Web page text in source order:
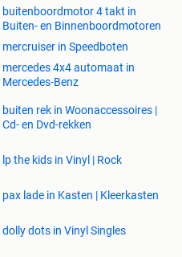
buitenboordmotor 4 takt in
Buiten- en Binnenboordmotoren
mercruiser in Speedboten
mercedes 4x4 automaat in
Mercedes-Benz
buiten rek in Woonaccessoires |
Cd- en Dvd-rekken
lp the kids in Vinyl | Rock
pax lade in Kasten | Kleerkasten
dolly dots in Vinyl Singles